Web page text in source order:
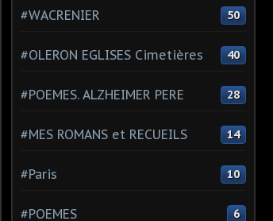
#WACRENIER 50
#OLERON EGLISES Cimetières 40
#POEMES. ALZHEIMER PERE 28
#MES ROMANS et RECUEILS 14
#Paris 10
#POEMES 6